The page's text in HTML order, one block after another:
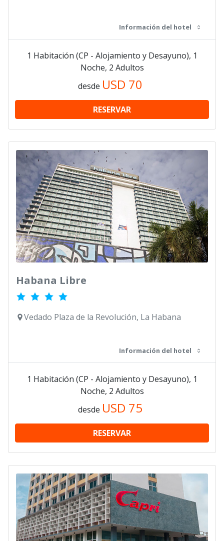
Información del hotel
1 Habitación (CP - Alojamiento y Desayuno), 1
Noche, 2 Adultos
desde USD 70
RESERVAR
Habana Libre
Vedado Plaza de la Revolución, La Habana
Información del hotel
1 Habitación (CP - Alojamiento y Desayuno), 1
Noche, 2 Adultos
desde USD 75
RESERVAR